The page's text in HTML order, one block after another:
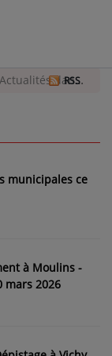
Actualités dans l'Allier
RSS
municipales ce
à Moulins -
mars 2026